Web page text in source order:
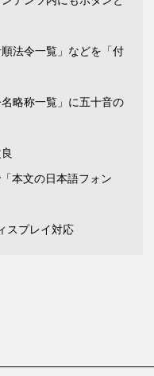
法令一覧」などを「付
略称一覧」に五十音の
本文の日本語フォン
スプレイ対応